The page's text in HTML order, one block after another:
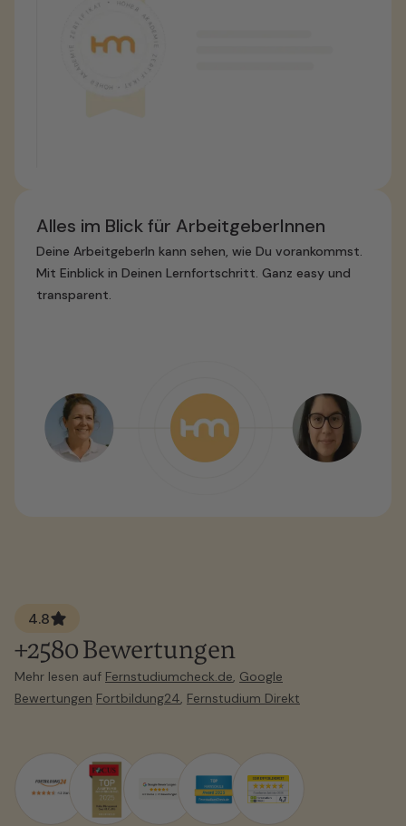
Alles im Blick für ArbeitgeberInnen
Deine ArbeitgeberIn kann sehen, wie Du vorankommst.
Mit Einblick in Deinen Lernfortschritt. Ganz easy und
transparent.
4.8
+2580 Bewertungen
Mehr lesen auf Fernstudiumcheck.de, Google
Bewertungen Fortbildung24, Fernstudium Direkt